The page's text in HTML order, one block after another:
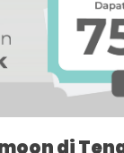
di